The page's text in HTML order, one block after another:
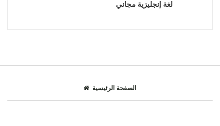
لغة إنجليزية مجاني
الصفحة الرئيسية